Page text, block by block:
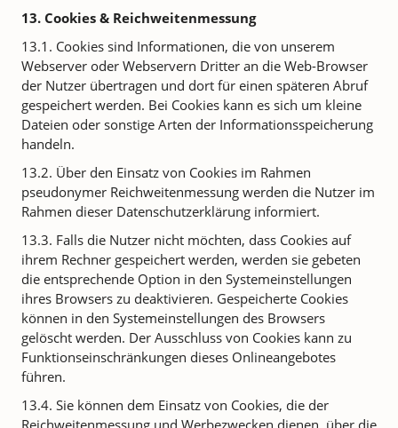
13. Cookies & Reichweitenmessung
13.1. Cookies sind Informationen, die von unserem
Webserver oder Webservern Dritter an die Web-Browser
der Nutzer übertragen und dort für einen späteren Abruf
gespeichert werden. Bei Cookies kann es sich um kleine
Dateien oder sonstige Arten der Informationsspeicherung
handeln.
13.2. Über den Einsatz von Cookies im Rahmen
pseudonymer Reichweitenmessung werden die Nutzer im
Rahmen dieser Datenschutzerklärung informiert.
13.3. Falls die Nutzer nicht möchten, dass Cookies auf
ihrem Rechner gespeichert werden, werden sie gebeten
die entsprechende Option in den Systemeinstellungen
ihres Browsers zu deaktivieren. Gespeicherte Cookies
können in den Systemeinstellungen des Browsers
gelöscht werden. Der Ausschluss von Cookies kann zu
Funktionseinschränkungen dieses Onlineangebotes
führen.
13.4. Sie können dem Einsatz von Cookies, die der